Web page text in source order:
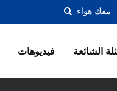
فيديوهات